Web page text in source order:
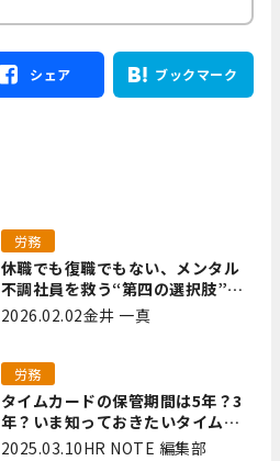
シェア ブックマーク
休職でも復職でもない、メンタル
不調社員を救う“第四の選択肢”と
は｜全国障害年金パートナーズ 宮
労務
2026.02.02金井 一真
タイムカードの保管期間は5年？3
年？いま知っておきたいタイムカ
ード保管方法
労務
2025.03.10HR NOTE 編集部